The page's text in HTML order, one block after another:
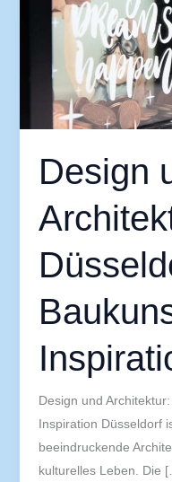
Design
Design und
Inspiration Düsseldorf
beeindruckende
kulturelles Leben. Die
Baukunst
als
Inspiration